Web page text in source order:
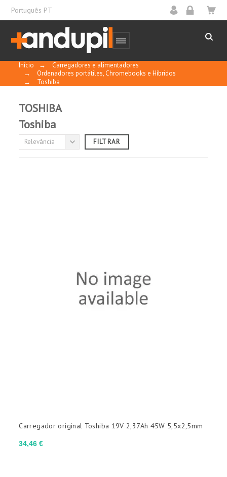
Português PT
Início →
Carregadores e alimentadores
→
Ordenadores portátiles, Chromebooks e Híbridos
→
Toshiba
TIPO DE CONECTOR E DIMENSÕES
TOSHIBA
Toshiba
Relevância FILTRAR
Preço
34,46 €
Carregador original Toshiba 19V 2,37Ah 45W 5,5x2,5mm